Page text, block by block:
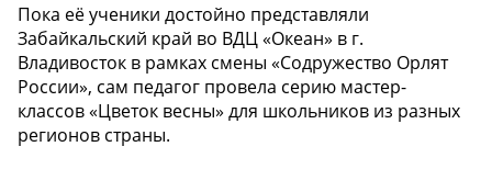
Пока её ученики достойно представляли
Забайкальский край во ВДЦ «Океан» в г.
Владивосток в рамках смены «Содружество Орлят
России», сам педагог провела серию мастер-
классов «Цветок весны» для школьников из разных
регионов страны.